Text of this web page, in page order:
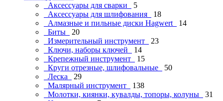
Аксессуары для сварки
5
Аксессуары для шлифования
18
Алмазные и пильные диски Hagwert
14
Биты
20
Измерительный инструмент
23
Ключи, наборы ключей
14
Крепежный инструмент
15
Круги отрезные, шлифовальные
50
Леска
29
Малярный инструмент
138
Молотки, киянки, кувалды, топоры, колуны
31